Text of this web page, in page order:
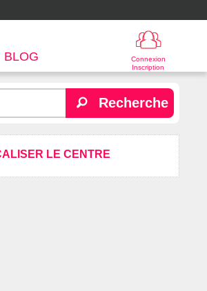
Connexion
Inscription
BLOG
Recherche
LE CENTRE